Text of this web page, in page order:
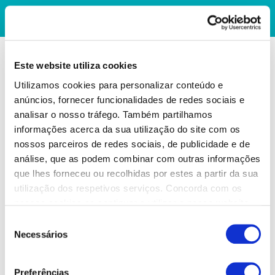
Este website utiliza cookies
Utilizamos cookies para personalizar conteúdo e
anúncios, fornecer funcionalidades de redes sociais e
analisar o nosso tráfego. Também partilhamos
informações acerca da sua utilização do site com os
nossos parceiros de redes sociais, de publicidade e de
análise, que as podem combinar com outras informações
que lhes forneceu ou recolhidas por estes a partir da sua
utilização dos respetivos serviços. Concorda com os
Necessários
Preferências